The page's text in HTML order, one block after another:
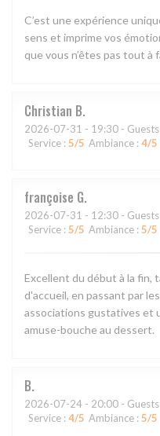
C’est une expérience
sens et imprime vos
que vous n’êtes pas tout à
Christian B
2026-07-31 - 19:30 -
Service : 5/5 Ambiance : 4/5
françoise G
2026-07-31 - 12:30 -
Service : 5/5 Ambiance : 5/5
Excellent du début à la fin,
d'accueil, en passant par
associations gustatives et
amuse-bouche au dessert.
B
2026-07-24 - 20:00 -
Service : 4/5 Ambiance : 5/5